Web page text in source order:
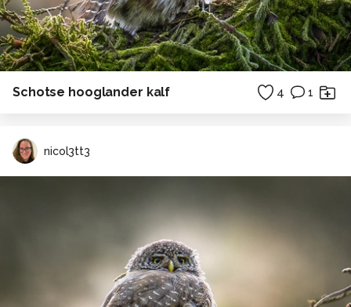
Schotse hooglander kalf 4 1
nicol3tt3